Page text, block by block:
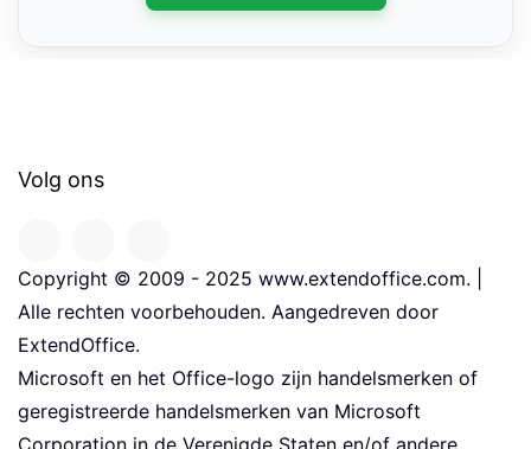
Volg ons
Copyright © 2009 - 2025 www.extendoffice.com. |
Alle rechten voorbehouden. Aangedreven door
ExtendOffice.
Microsoft en het Office-logo zijn handelsmerken of
geregistreerde handelsmerken van Microsoft
Corporation in de Verenigde Staten en/of andere